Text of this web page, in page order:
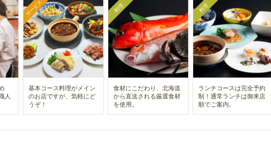
人
サービス
基本コース料理がメイン
のお店ですが、気軽にど
うぞ！
料理
食材にこだわり、北海道
から直送される厳選食材
を使用。
料理
ランチコースは完全予約
制！通常ランチは御来店
順でご案内。